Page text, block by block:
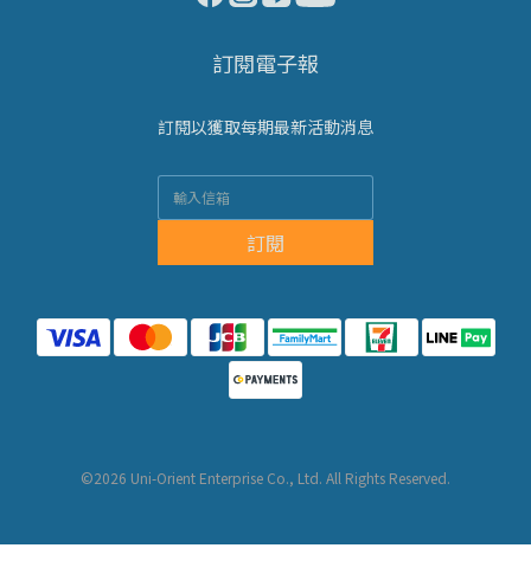
訂閱電子報
訂閱以獲取每期最新活動消息
訂閱
©2026 Uni-Orient Enterprise Co., Ltd. All Rights Reserved.